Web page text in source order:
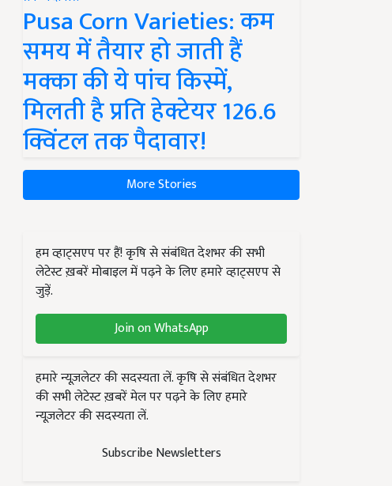
Pusa Corn Varieties: कम
समय में तैयार हो जाती हैं
मक्का की ये पांच किस्में,
मिलती है प्रति हेक्टेयर 126.6
क्विंटल तक पैदावार!
More Stories
हम व्हाट्सएप पर हैं! कृषि से संबंधित देशभर की सभी
लेटेस्ट ख़बरें मोबाइल में पढ़ने के लिए हमारे व्हाट्सएप से
जुड़ें.
Join on WhatsApp
हमारे न्यूज़लेटर की सदस्यता लें. कृषि से संबंधित देशभर
की सभी लेटेस्ट ख़बरें मेल पर पढ़ने के लिए हमारे
न्यूज़लेटर की सदस्यता लें.
Subscribe Newsletters